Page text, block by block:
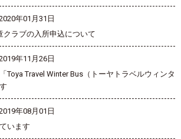
年01月31日
クラブの入所申込について
年11月26日
Toya Travel Winter Bus（トーヤトラベルウィンタ
年08月01日
います